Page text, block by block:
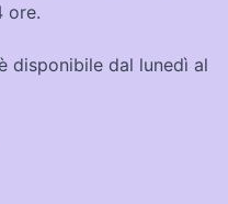
ore.
disponibile dal lunedì al